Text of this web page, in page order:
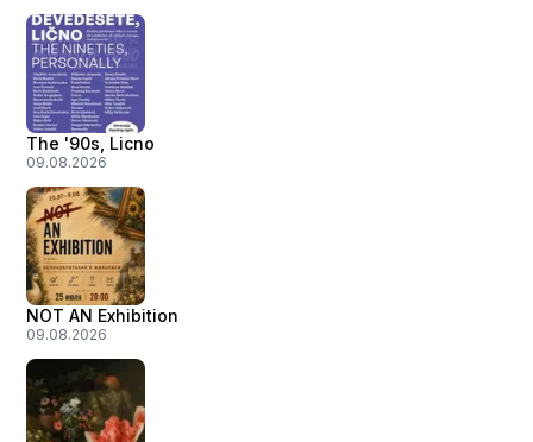
The '90s, Licno
09.08.2026
NOT AN Exhibition
09.08.2026